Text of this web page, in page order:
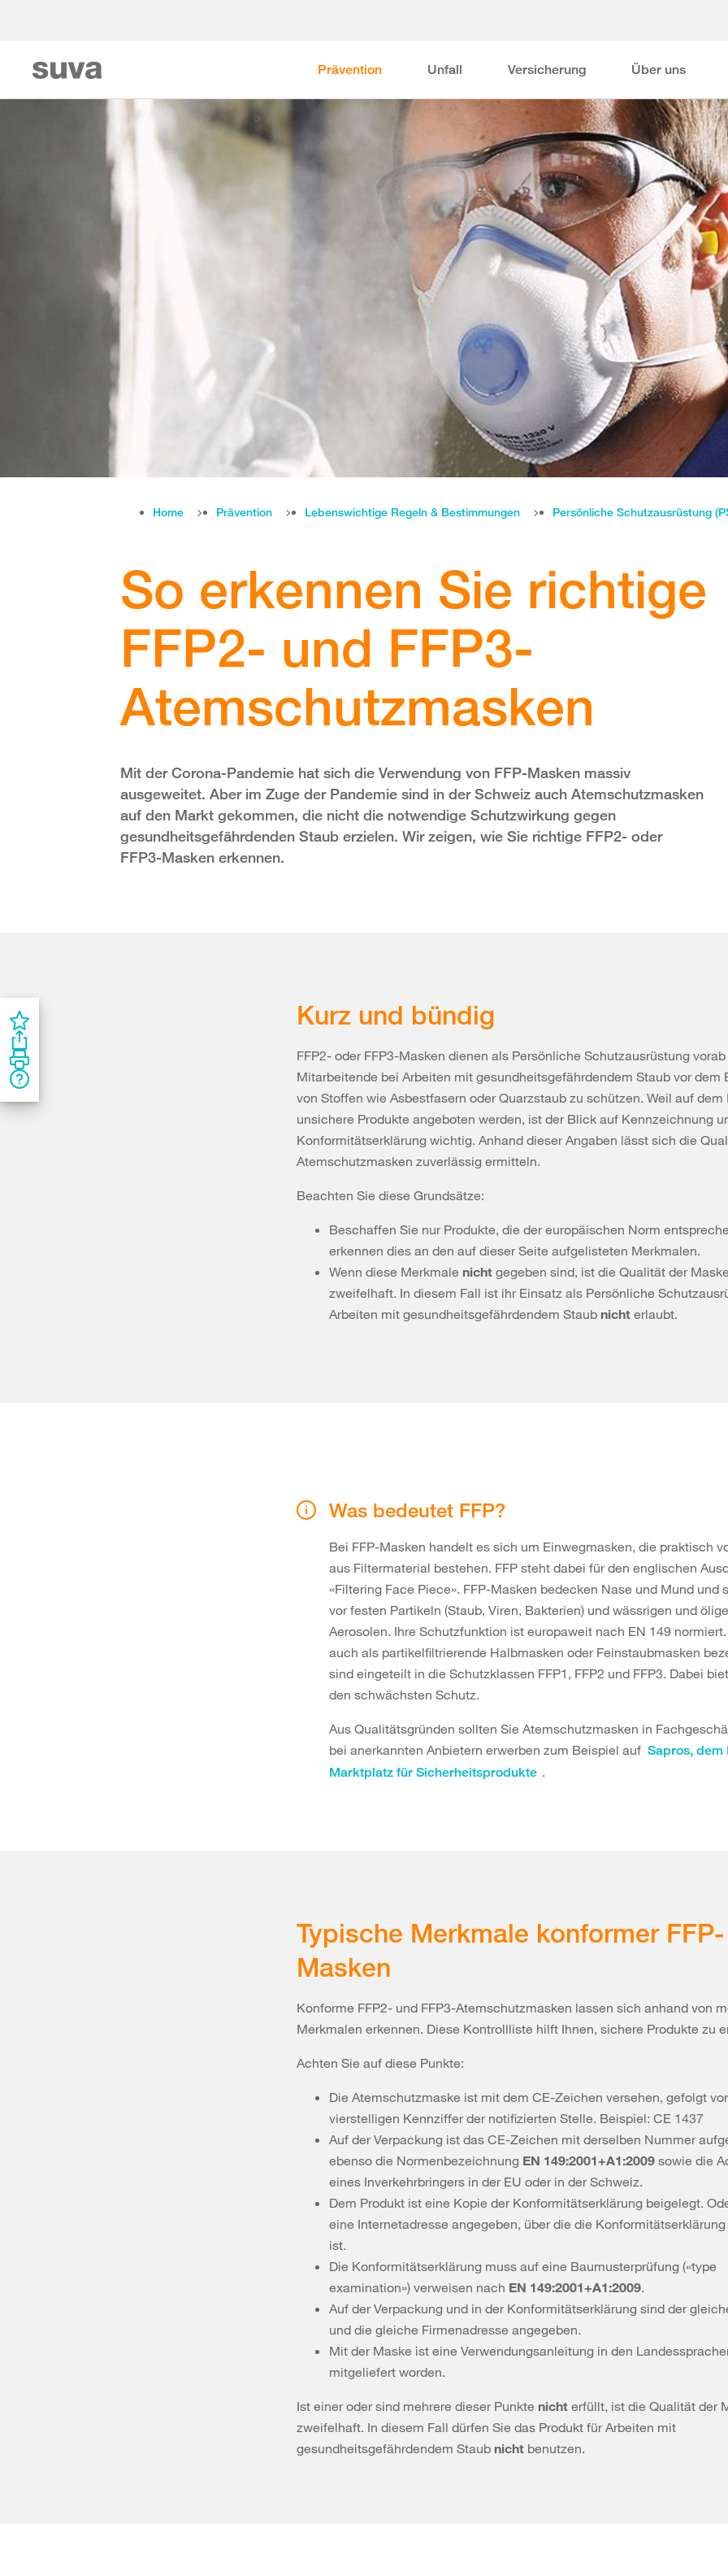
Prävention Unfall Versicherung Über uns
Home Prävention Lebenswichtige Regeln & Bestimmungen Persönliche Schutzausrüstung
So erkennen Sie richtige
FFP2- und FFP3-
Atemschutzmasken
Mit der Corona-Pandemie hat sich die Verwendung von FFP-Masken massiv
ausgeweitet. Aber im Zuge der Pandemie sind in der Schweiz auch Atemschutzmasken
auf den Markt gekommen, die nicht die notwendige Schutzwirkung gegen
gesundheitsgefährdenden Staub erzielen. Wir zeigen, wie Sie richtige FFP2- oder
FFP3-Masken erkennen.
Kurz und bündig
FFP2- oder FFP3-Masken dienen als Persönliche Schutzausrüstung vorab
Mitarbeitende bei Arbeiten mit gesundheitsgefährdendem Staub vor dem
von Stoffen wie Asbestfasern oder Quarzstaub zu schützen. Weil auf dem
unsichere Produkte angeboten werden, ist der Blick auf Kennzeichnung
Konformitätserklärung wichtig. Anhand dieser Angaben lässt sich die
Atemschutzmasken zuverlässig ermitteln.
Beachten Sie diese Grundsätze:
Beschaffen Sie nur Produkte, die der europäischen Norm
erkennen dies an den auf dieser Seite aufgelisteten Merkmalen.
Wenn diese Merkmale nicht gegeben sind, ist die Qualität der
zweifelhaft. In diesem Fall ist ihr Einsatz als Persönliche
Arbeiten mit gesundheitsgefährdendem Staub nicht erlaubt.
Was bedeutet FFP?
Bei FFP-Masken handelt es sich um Einwegmasken, die praktisch
aus Filtermaterial bestehen. FFP steht dabei für den englischen
«Filtering Face Piece». FFP-Masken bedecken Nase und Mund und
vor festen Partikeln (Staub, Viren, Bakterien) und wässrigen und
Aerosolen. Ihre Schutzfunktion ist europaweit nach EN 149
auch als partikelfiltrierende Halbmasken oder Feinstaubmasken
sind eingeteilt in die Schutzklassen FFP1, FFP2 und FFP3. Dabei
den schwächsten Schutz.
Aus Qualitätsgründen sollten Sie Atemschutzmasken in
bei anerkannten Anbietern erwerben zum Beispiel auf Sapros, dem
Marktplatz für Sicherheitsprodukte .
Typische Merkmale konformer FFP-
Masken
Konforme FFP2- und FFP3-Atemschutzmasken lassen sich anhand von
Merkmalen erkennen. Diese Kontrollliste hilft Ihnen, sichere Produkte zu
Achten Sie auf diese Punkte:
Die Atemschutzmaske ist mit dem CE-Zeichen versehen, gefolgt
vierstelligen Kennziffer der notifizierten Stelle. Beispiel: CE 1437
Auf der Verpackung ist das CE-Zeichen mit derselben Nummer
ebenso die Normenbezeichnung EN 149:2001+A1:2009 sowie die
eines Inverkehrbringers in der EU oder in der Schweiz.
Dem Produkt ist eine Kopie der Konformitätserklärung beigelegt.
eine Internetadresse angegeben, über die die
ist.
Die Konformitätserklärung muss auf eine Baumusterprüfung («type
examination») verweisen nach EN 149:2001+A1:2009.
Auf der Verpackung und in der Konformitätserklärung sind der
und die gleiche Firmenadresse angegeben.
Mit der Maske ist eine Verwendungsanleitung in den
mitgeliefert worden.
Ist einer oder sind mehrere dieser Punkte nicht erfüllt, ist die Qualität der
zweifelhaft. In diesem Fall dürfen Sie das Produkt für Arbeiten mit
gesundheitsgefährdendem Staub nicht benutzen.